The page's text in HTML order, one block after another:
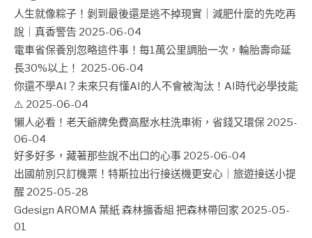
人生就像粽子！剝到最後還是逃不掉現實｜減肥什麼的先吃再
說｜真香警告 2025-06-04
電車省保養別忽略這件事！每1萬公里調胎一次，輪胎壽命延
長30%以上！ 2025-06-04
你還不學AI？未來只有懂AI的人不會被淘汰！AI時代必學技能
⚠️ 2025-06-04
懶人必看！老天爺牌免費高壓水柱洗車術，省錢又環保 2025-
06-04
好多好多，藏著那些說不出口的心事 2025-06-04
出國前別只訂機票！特斯拉出行接送機更安心｜旅遊接送小提
醒 2025-05-28
Gdesign AROMA 葉紙 森林擴香組 把森林帶回家 2025-05-
01